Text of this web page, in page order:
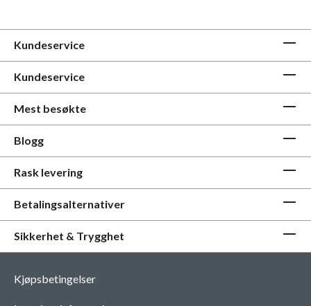
Kundeservice
Kundeservice
Mest besøkte
Blogg
Rask levering
Betalingsalternativer
Sikkerhet & Trygghet
Kjøpsbetingelser